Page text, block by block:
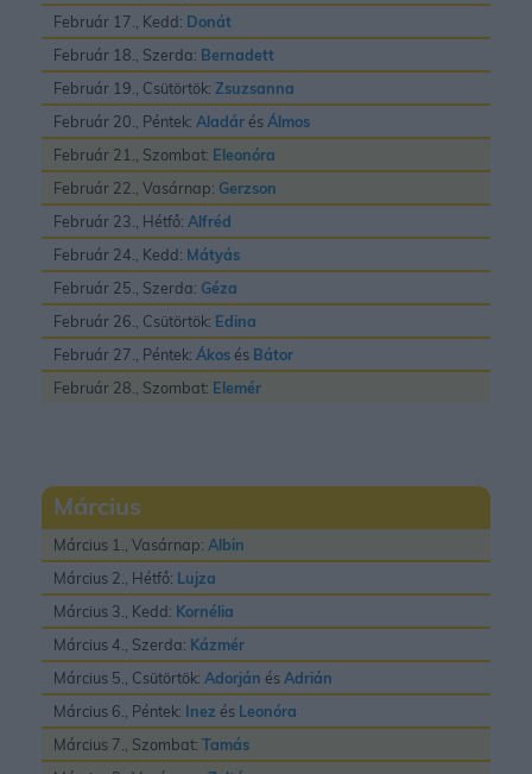
Február 17., Kedd: Donát
Február 18., Szerda: Bernadett
Február 19., Csütörtök: Zsuzsanna
Február 20., Péntek: Aladár ésÁlmos
Február 21., Szombat: Eleonóra
Február 22., Vasárnap: Gerzson
Február 23., Hétfő: Alfréd
Február 24., Kedd: Mátyás
Február 25., Szerda: Géza
Február 26., Csütörtök: Edina
Február 27., Péntek: Ákos és Bátor
Február 28., Szombat: Elemér
Március
Március 1., Vasárnap: Albin
Március 2., Hétfő: Lujza
Március 3., Kedd: Kornélia
Március 4., Szerda: Kázmér
Március 5., Csütörtök: Adorján ésAdrián
Március 6., Péntek: Inez és Leonóra
Március 7., Szombat: Tamás